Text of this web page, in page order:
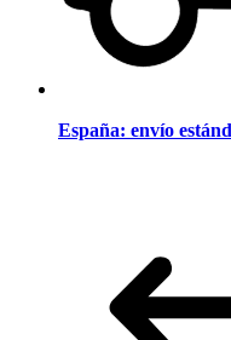
España: envío